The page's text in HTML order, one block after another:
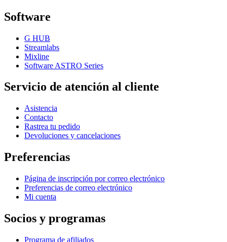
Software
G HUB
Streamlabs
Mixline
Software ASTRO Series
Servicio de atención al cliente
Asistencia
Contacto
Rastrea tu pedido
Devoluciones y cancelaciones
Preferencias
Página de inscripción por correo electrónico
Preferencias de correo electrónico
Mi cuenta
Socios y programas
Programa de afiliados